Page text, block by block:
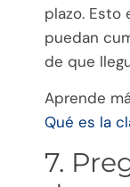
plazo. Esto
puedan
de que
Aprende
Qué es la
7.